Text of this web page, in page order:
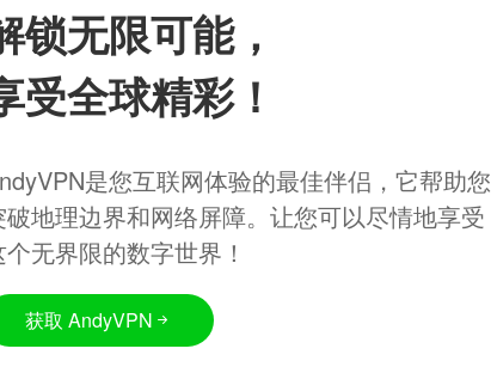
锁无限可能，
受全球精彩！
是您互联网体验的最佳伴侣，它帮助您
破地理边界和网络屏障。让您可以尽情地享受
无界限的数字世界！
获取 AndyVPN